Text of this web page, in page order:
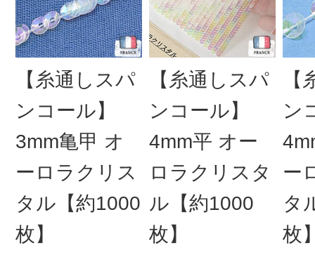
【糸通しスパ
ンコール】
3mm亀甲 オ
ーロラクリス
タル【約1000
枚】
【糸通しスパ
ンコール】
4mm平 オー
ロラクリスタ
ル【約1000
枚】
ン
ー
タ
枚